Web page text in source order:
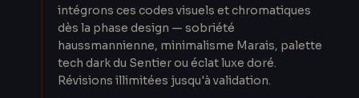
intégrons ces codes visuels et chromatiques
dès la phase design — sobriété
haussmannienne, minimalisme Marais, palette
tech dark du Sentier ou éclat luxe doré.
Révisions illimitées jusqu'à validation.